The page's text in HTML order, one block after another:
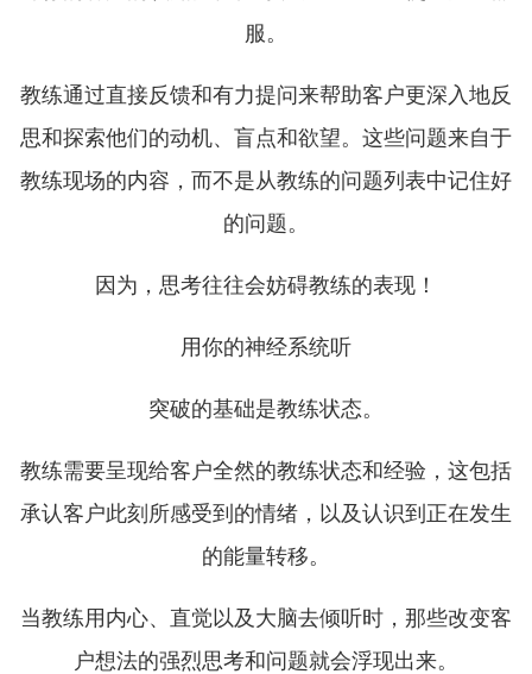
服。
教练通过直接反馈和有力提问来帮助客户更深入地反
思和探索他们的动机、盲点和欲望。这些问题来自于
教练现场的内容，而不是从教练的问题列表中记住好
的问题。
因为，思考往往会妨碍教练的表现！
用你的神经系统听
突破的基础是教练状态。
教练需要呈现给客户全然的教练状态和经验，这包括
承认客户此刻所感受到的情绪，以及认识到正在发生
的能量转移。
当教练用内心、直觉以及大脑去倾听时，那些改变客
户想法的强烈思考和问题就会浮现出来。